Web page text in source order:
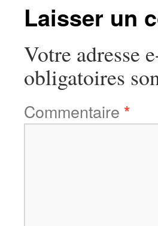
Laisser un
Votre adresse
obligatoires
Commentaire *